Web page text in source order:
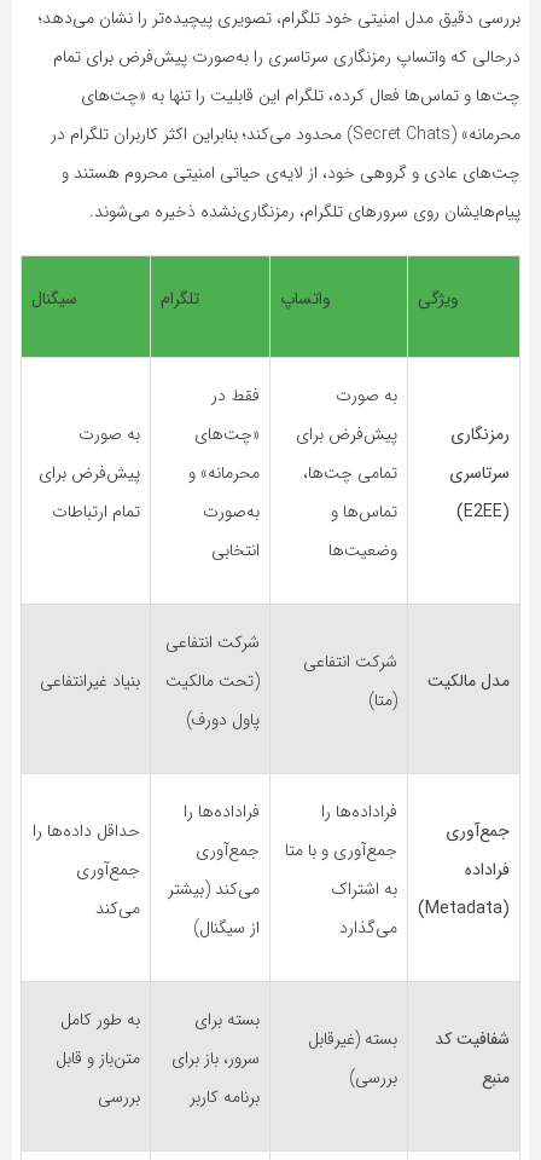
بررسی دقیق مدل امنیتی خود تلگرام، تصویری پیچیده‌تر را نشان می‌دهد؛
درحالی که واتساپ رمزنگاری سرتاسری را به‌صورت پیش‌فرض برای تمام
چت‌ها و تماس‌ها فعال کرده، تلگرام این قابلیت را تنها به «چت‌های
محرمانه» (Secret Chats) محدود می‌کند؛ بنابراین اکثر کاربران تلگرام در
چت‌های عادی و گروهی خود، از لایه‌ی حیاتی امنیتی محروم هستند و
پیام‌هایشان روی سرورهای تلگرام، رمزنگاری‌نشده ذخیره می‌شوند.
ویژگی واتساپ تلگرام سیگنال
رمزنگاری
سرتاسری
(E2EE)
به صورت
پیش‌فرض برای
تمامی چت‌ها،
تماس‌ها و
وضعیت‌ها
فقط در
«چت‌های
محرمانه» و
به‌صورت
انتخابی
به صورت
پیش‌فرض برای
تمام ارتباطات
مدل مالکیت
شرکت انتفاعی
(متا)
شرکت انتفاعی
(تحت مالکیت
پاول دورف)
بنیاد غیرانتفاعی
جمع‌آوری
فراداده
(Metadata)
فراداده‌ها را
جمع‌آوری و با متا
به اشتراک
می‌گذارد
فراداده‌ها را
جمع‌آوری
می‌کند (بیشتر
از سیگنال)
حداقل داده‌ها را
جمع‌آوری
می‌کند
شفافیت کد
منبع
بسته (غیرقابل
بررسی)
بسته برای
سرور، باز برای
برنامه کاربر
به طور کامل
متن‌باز و قابل
بررسی